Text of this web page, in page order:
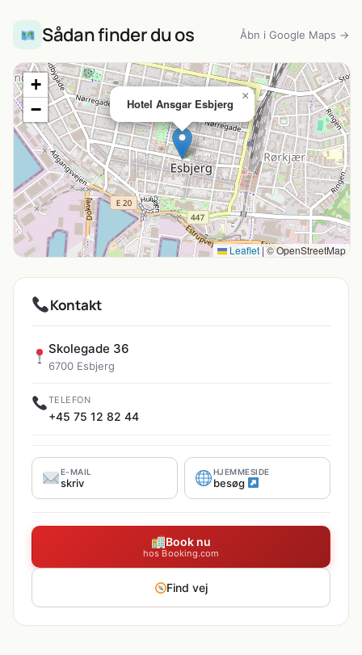
Sådan finder du os Åbn i Google Maps →
Hotel Ansgar Esbjerg
×
+
−
Leaflet|© OpenStreetMap
Kontakt
Skolegade 36
6700 Esbjerg
TELEFON
+45 75 12 82 44
E-MAIL
skriv
HJEMMESIDE
besøg
Book nu
hos Booking.com
Find vej